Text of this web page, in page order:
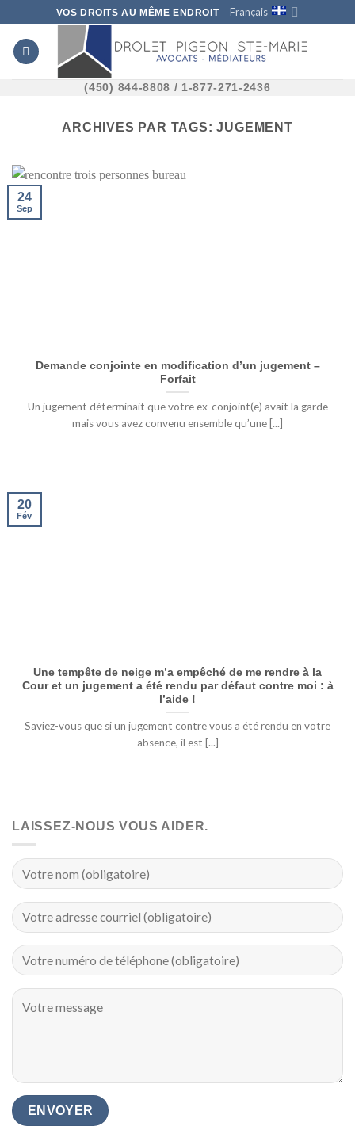
to
content
VOS DROITS AU MÊME ENDROIT Français
(450) 844-8808 / 1-877-271-2436
ARCHIVES PAR TAGS:JUGEMENT
Demande conjointe en modification d’un jugement –
Forfait
Un jugement déterminait que votre ex-conjoint(e) avait la garde
mais vous avez convenu ensemble qu’une [...]
24
Sep
Une tempête de neige m’a empêché de me rendre à la
Cour et un jugement a été rendu par défaut contre moi : à
l’aide !
Saviez-vous que si un jugement contre vous a été rendu en votre
absence, il est [...]
20
Fév
LAISSEZ-NOUS VOUS AIDER.